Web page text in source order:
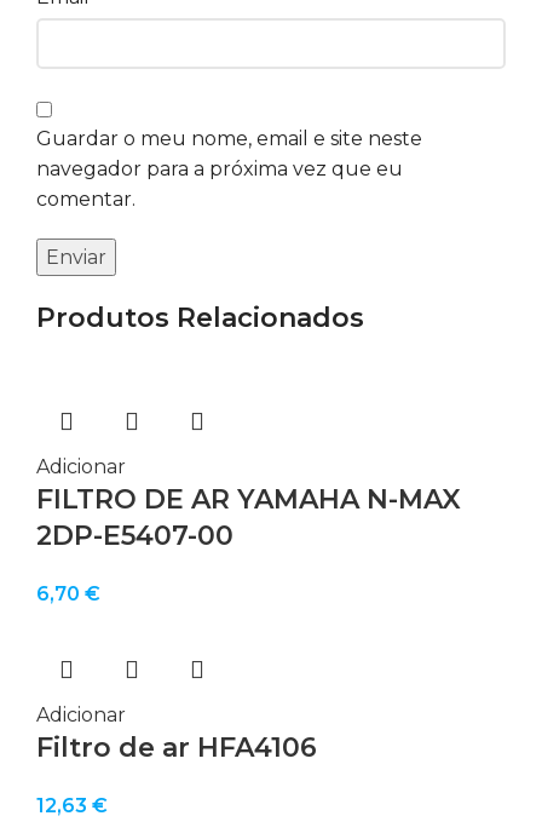
Guardar o meu nome, email e site neste
navegador para a próxima vez que eu
comentar.
Produtos Relacionados
Adicionar
FILTRO DE AR YAMAHA N-MAX
2DP-E5407-00
6,70 €
Adicionar
Filtro de ar HFA4106
12,63 €